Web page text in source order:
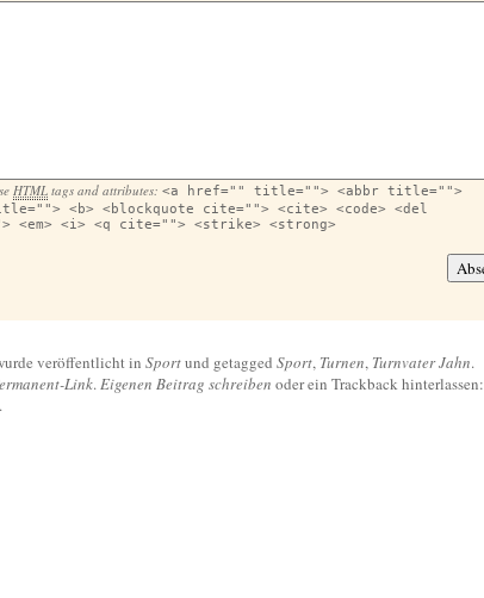
HTML tags and attributes: <a href="" title=""> <abbr title="">
<b> <blockquote cite=""> <cite> <code> <del
<em> <i> <q cite=""> <strike> <strong>
veröffentlicht in Sportund getagged Sport, Turnen, Turnvater Jahn.
Link.Eigenen Beitrag schreiben oder ein Trackback hinterlassen:
.